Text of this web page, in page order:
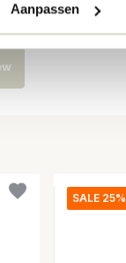
Aanpassen
SALE 25%